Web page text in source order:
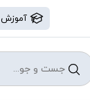
آموزش